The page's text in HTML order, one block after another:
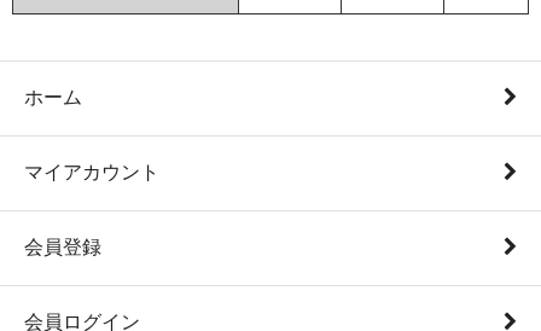
ホーム
マイアカウント
会員登録
会員ログイン